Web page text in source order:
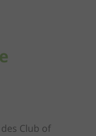
Club of